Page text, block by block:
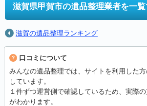
滋賀県甲賀市の遺品整理業者を一
滋賀の遺品整理ランキング
口コミについて
みんなの遺品整理では、サイトを利用した
しています。
１件ずつ運営側で確認しているため、実際
がわかります。